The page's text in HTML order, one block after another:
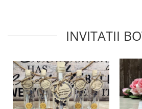
INVITATII